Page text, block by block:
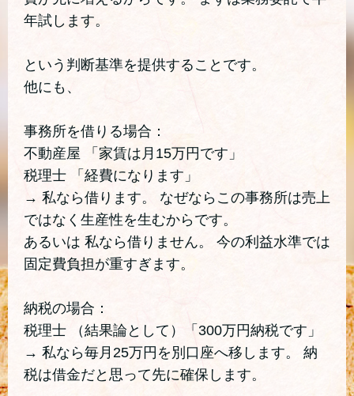
年試します。
という判断基準を提供することです。
他にも、
事務所を借りる場合：
不動産屋 「家賃は月15万円です」
税理士 「経費になります」
→ 私なら借ります。 なぜならこの事務所は売上
ではなく生産性を生むからです。
あるいは 私なら借りません。 今の利益水準では
固定費負担が重すぎます。
納税の場合：
税理士 （結果論として）「300万円納税です」
→ 私なら毎月25万円を別口座へ移します。 納
税は借金だと思って先に確保します。